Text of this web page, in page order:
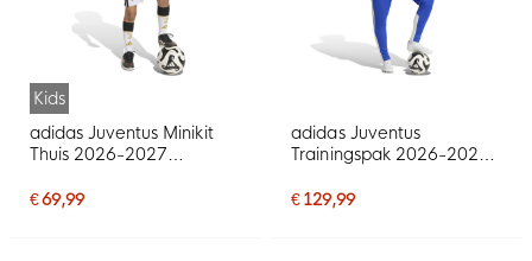
Kids
adidas Juventus Minikit
Thuis 2026-2027
€ 69,99
adidas Juventus
Trainingspak 2026-2027
€ 129,99